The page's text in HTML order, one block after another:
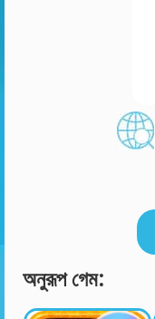
অনুরূপ গেম: